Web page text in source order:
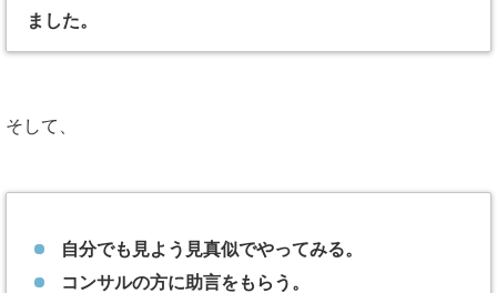
ました。
そして、
自分でも見よう見真似でやってみる。
コンサルの方に助言をもらう。